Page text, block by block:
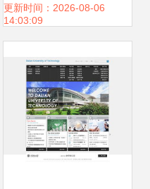
品牌塑造的全链路
更新时间：2026-08-06
14:03:09